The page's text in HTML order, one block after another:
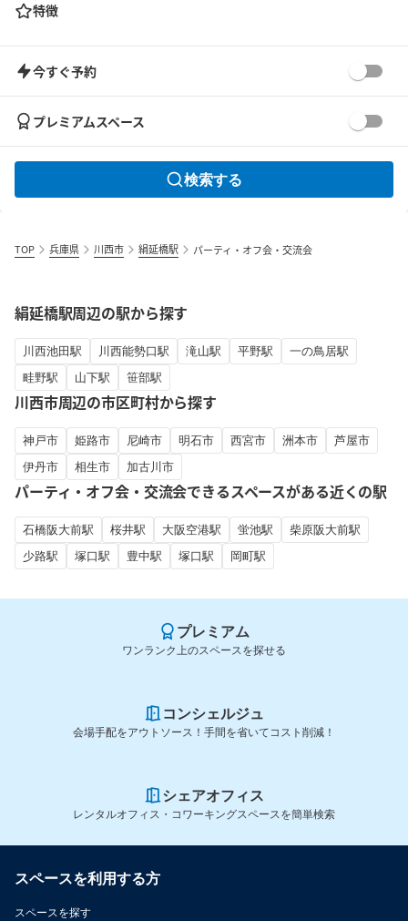
特徴
今すぐ予約
プレミアムスペース
検索する
TOP 兵庫県 川西市 絹延橋駅 パーティ・オフ会・交流会
絹延橋駅周辺の駅から探す
川西池田駅 川西能勢口駅 滝山駅 平野駅
一の鳥居駅
畦野駅
山下駅 笹部駅
川西市周辺の市区町村から探す
神戸市 姫路市 尼崎市 明石市 西宮市 洲本市
芦屋市
伊丹市
相生市 加古川市
パーティ・オフ会・交流会できるスペースがある近くの駅
石橋阪大前駅 桜井駅 大阪空港駅 蛍池駅
柴原阪大前駅
少路駅
塚口駅 豊中駅 塚口駅 岡町駅
プレミアム
ワンランク上のスペースを探せる
コンシェルジュ
会場手配をアウトソース！手間を省いてコスト削減！
シェアオフィス
レンタルオフィス・コワーキングスペースを簡単検索
スペースを利用する方
スペースを探す